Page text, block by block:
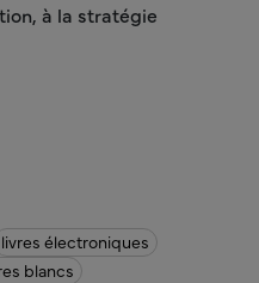
à la stratégie
livres électroniques
blancs